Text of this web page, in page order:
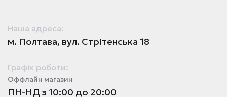
Наша адреса:
м. Полтава, вул. Стрітенська 18
Графік роботи:
Оффлайн магазин
ПН-НД з 10:00 до 20:00